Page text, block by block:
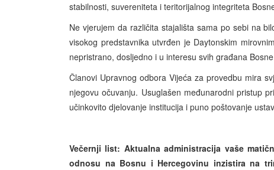
stabilnosti, suvereniteta i teritorijalnog integriteta
Ne vjerujem da različita stajališta sama po sebi na
visokog predstavnika utvrđen je Daytonskim
nepristrano, dosljedno i u interesu svih građana
Članovi Upravnog odbora Vijeća za provedbu mira
njegovu očuvanju. Usuglašen međunarodni pristup
učinkovito djelovanje institucija i puno poštovanje
Večernji list: Aktualna administracija vaše
odnosu na Bosnu i Hercegovinu inzistira na